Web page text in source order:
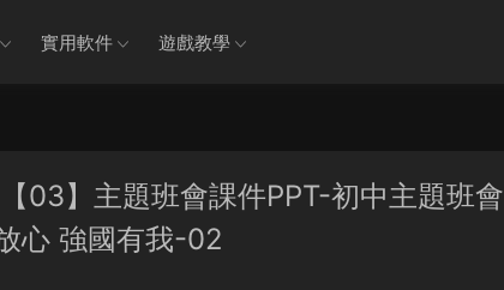
實用軟件 遊戲教學
03】主題班會課件PPT-初中主題班會
心 強國有我-02